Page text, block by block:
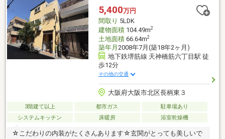
の【資料請求する】ボタンから！気軽に予約→赤の【見学予約す
る】ボタンから！電話で相談→フリーダイヤル：0120-963-
221（年中無休）
5,400万円
間取り 5LDK
建物面積104.49m2
土地面積66.64m2
築年月 2008年7月(築18年2ヶ月)
地下鉄堺筋線 天神橋筋六丁目駅 徒
歩12分
その他の交通
大阪府大阪市北区長柄東３
3階建て以上 都市ガス
駐車場あり
システムキッチン
床暖房 浴室乾燥機
☆こだわりの内装がたくさんあります☆玄関がとっても美しいで